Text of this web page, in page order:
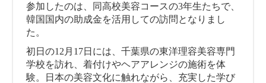
参加したのは、同高校美容コースの3年生たちで、
韓国国内の助成金を活用しての訪問となりまし
た。
初日の12月17日には、千葉県の東洋理容美容専門
学校を訪れ、着付けやヘアアレンジの施術を体
験。日本の美容文化に触れながら、充実した学び